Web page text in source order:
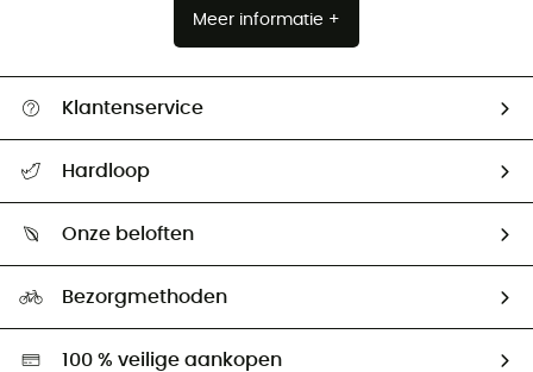
Meer informatie +
Klantenservice
Retourzendingen & Terugbetalingen
Hardloop
Ambassadeurs
Onze beloften
Hardgreen
Bezorgmethoden
100 % veilige aankopen